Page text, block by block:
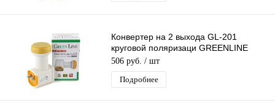
Конвертер на 2 выхода GL-201
круговой поляризаци GREENLINE
TWIN для Триколор/НТВ-Плюс
506 руб. / шт
Подробнее